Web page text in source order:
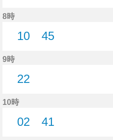
8時
10
45
9時
22
10時
02
41